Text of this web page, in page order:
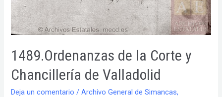
1489.Ordenanzas de la Corte y
Chancillería de Valladolid
Deja un comentario /Archivo General de Simancas,